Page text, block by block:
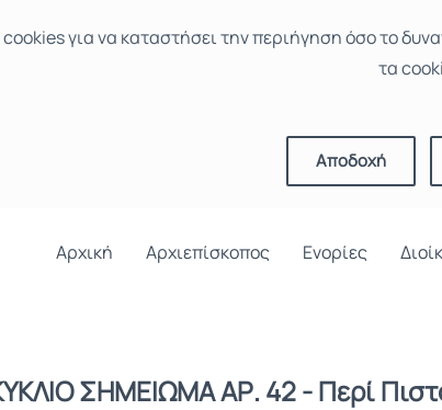
για να καταστήσει την περιήγηση όσο το
τα
Αποδοχή
Αρχική Αρχιεπίσκοπος Ενορίες
ΣΗΜΕΙΩΜΑ ΑΡ. 42 - Περί